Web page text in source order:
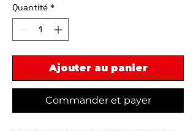
Quantité *
Ajouter au panier
Commander et payer